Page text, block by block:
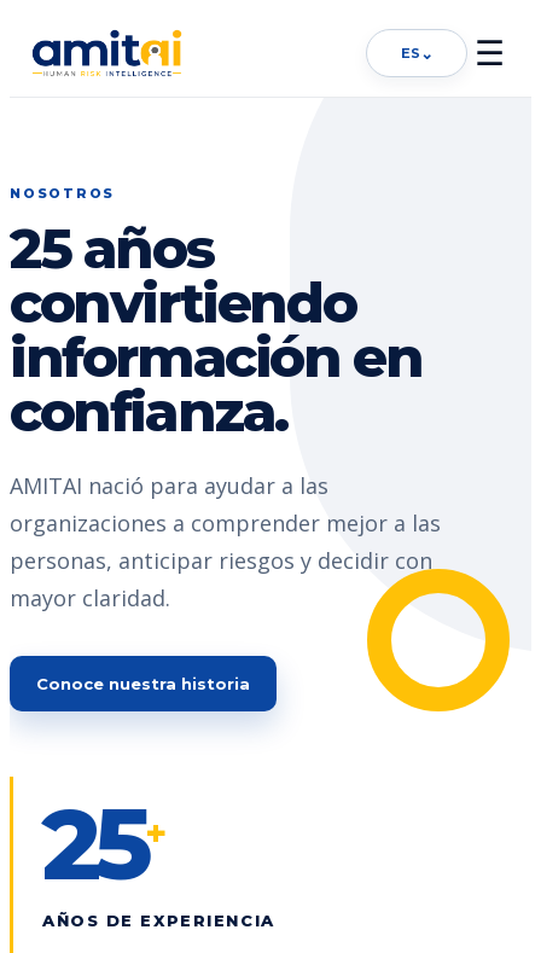
ES ⌄ ☰
NOSOTROS
25 años
convirtiendo
información en
confianza.
AMITAI nació para ayudar a las
organizaciones a comprender mejor a las
personas, anticipar riesgos y decidir con
mayor claridad.
Conoce nuestra historia
25+
AÑOS DE EXPERIENCIA